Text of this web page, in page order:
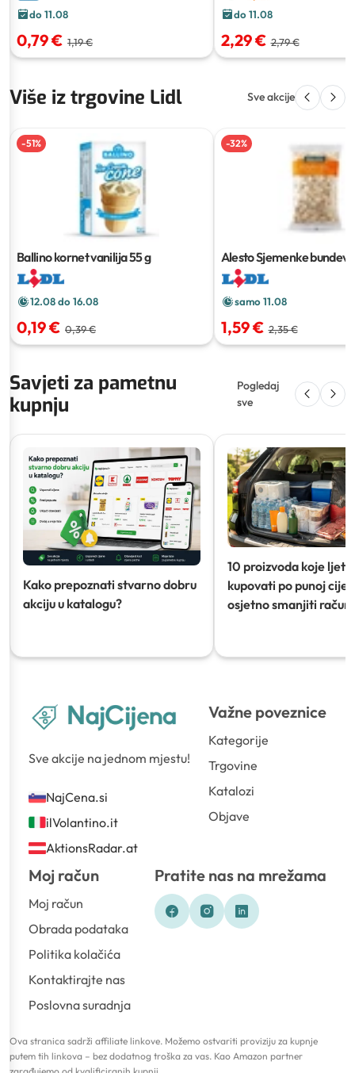
do 11.08
0,79 € 1,19 €
do 11.08
2,29 € 2,79 €
Više iz trgovine Lidl Sve akcije
-51%
Ballino kornet vanilija55 g
12.08 do 16.08
0,19 € 0,39 €
-32%
Alesto Sjemenke bundeve
samo 11.08
1,59 € 2,35 €
Savjeti za pametnu
kupnju
Pogledaj
sve
Kako prepoznati stvarno dobru
akciju u katalogu?
10 proizvoda koje ljeti
kupovati po punoj
osjetno smanjiti račun)
Sve akcije na jednom mjestu!
NajCena.si
ilVolantino.it
AktionsRadar.at
Važne poveznice
Kategorije
Trgovine
Katalozi
Objave
Moj račun
Moj račun
Obrada podataka
Politika kolačića
Kontaktirajte nas
Poslovna suradnja
Pratite nas na mrežama
Ova stranica sadrži affiliate linkove. Možemo ostvariti proviziju za kupnje
putem tih linkova – bez dodatnog troška za vas. Kao Amazon partner